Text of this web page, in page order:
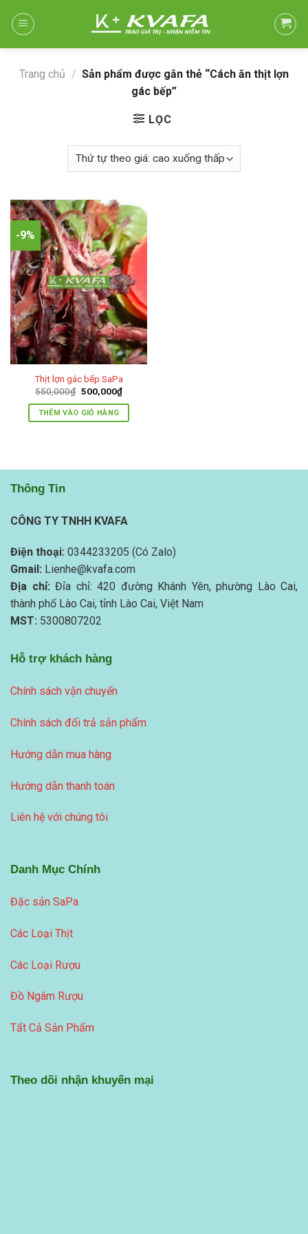
Trang chủ / Sản phẩm được gắn thẻ “Cách ăn thịt lợn
gác bếp”
LỌC
-9%
Thịt lợn gác bếp SaPa
550,000₫ Giá
là:
550,000₫.
500,000₫Giá
hiện
tại
THÊM VÀO GIỎ HÀNG
Thông Tin
CÔNG TY TNHH KVAFA
Điện thoại: 0344233205 (Có Zalo)
Gmail: Lienhe@kvafa.com
Địa chỉ: Đỉa chỉ: 420 đường Khánh Yên, phường Lào Cai,
thành phố Lào Cai, tỉnh Lào Cai, Việt Nam
MST: 5300807202
Hỗ trợ khách hàng
Chính sách vận chuyển
Chính sách đổi trả sản phẩm
Hướng dẫn mua hàng
Hướng dẫn thanh toán
Liên hệ với chúng tôi
Danh Mục Chính
Đặc sản SaPa
Các Loại Thịt
Các Loại Rượu
Đồ Ngâm Rượu
Tất Cả Sản Phẩm
Theo dõi nhận khuyến mại